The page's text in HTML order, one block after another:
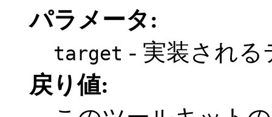
パラメータ:
target - 実装され
戻り値: